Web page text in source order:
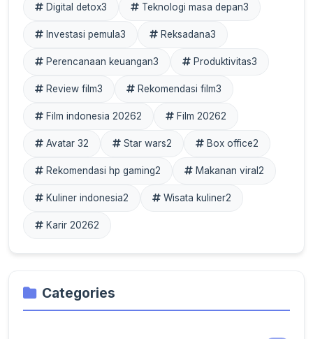
Digital detox3 Teknologi masa depan3
Investasi pemula3 Reksadana3
Perencanaan keuangan3 Produktivitas3
Review film3 Rekomendasi film3
Film indonesia 20262 Film 20262
Avatar 32 Star wars2 Box office2
Rekomendasi hp gaming2 Makanan viral 2
Kuliner indonesia2 Wisata kuliner2
Karir 20262
Categories